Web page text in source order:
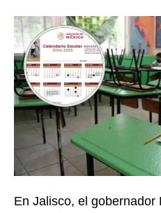
En Jalisco, el gobernador